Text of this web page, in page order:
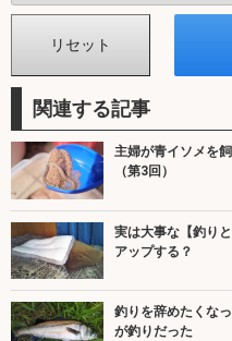
関連する記事
主婦が青イソメを
（第3回）
実は大事な【釣り
アップする？
釣りを辞めたくな
が釣りだった